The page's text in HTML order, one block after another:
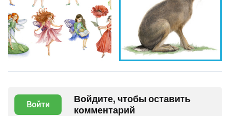
Войти
Войдите, чтобы оставить
комментарий